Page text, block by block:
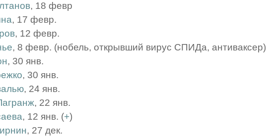
, 18 февр
, 17 февр.
, 12 февр.
, 8 февр. (нобель, открывший вирус СПИДа, антиваксер)
, 30 янв.
, 30 янв.
, 24 янв.
, 22 янв.
, 12 янв. (+)
, 27 дек.